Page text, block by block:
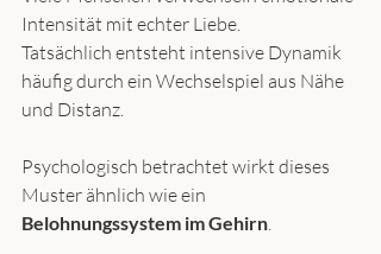
Intensität mit echter Liebe.
Tatsächlich entsteht intensive Dynamik
häufig durch ein Wechselspiel aus Nähe
und Distanz.
Psychologisch betrachtet wirkt dieses
Muster ähnlich wie ein
Belohnungssystem im Gehirn